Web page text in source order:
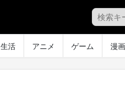
生活 アニメ ゲーム 漫画